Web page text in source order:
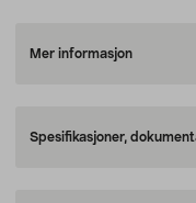
Mer informasjon
Spesifikasjoner,